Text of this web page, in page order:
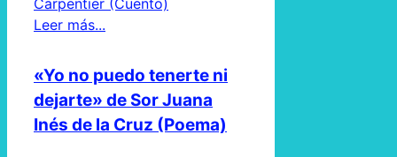
Leer más...
«Yo no puedo tenerte ni
dejarte» de Sor Juana
Inés de la Cruz (Poema)